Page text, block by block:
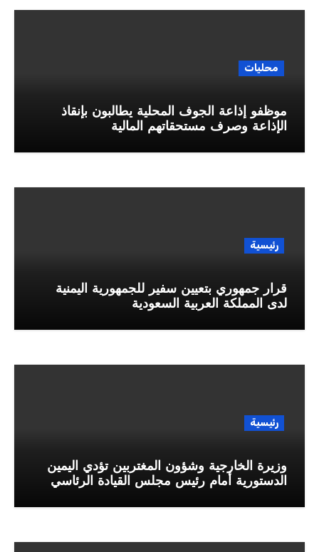
محليات
موظفو إذاعة الجوف المحلية يطالبون بإنقاذ
الإذاعة وصرف مستحقاتهم المالية
رئيسية
قرار جمهوري بتعيين سفير للجمهورية اليمنية
لدى المملكة العربية السعودية
رئيسية
وزيرة الخارجية وشؤون المغتربين تؤدي اليمين
الدستورية أمام رئيس مجلس القيادة الرئاسي